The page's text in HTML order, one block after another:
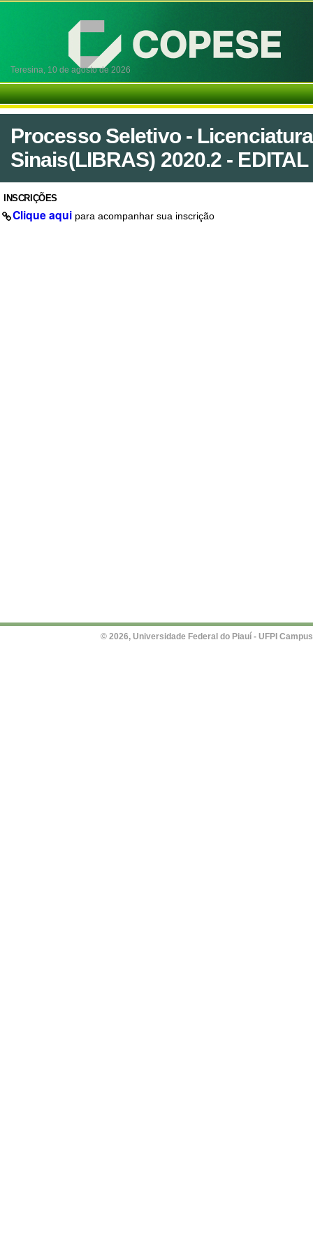
Teresina, 10 de agosto de 2026
Processo Seletivo -
Sinais(LIBRAS) 2020.2 - EDITAL
INSCRIÇÕES
Clique aqui para acompanhar sua inscrição
© 2026, Universidade Federal do Piauí - UFPI